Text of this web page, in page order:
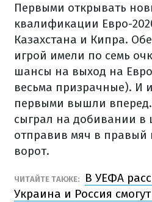
Первыми открывать
квалификации Евро-
Казахстана и Кипра.
игрой имели по семь
шансы на выход на
весьма призрачные). И
первыми вышли
сыграл на добивании
отправив мяч в правый
ворот.
ЧИТАЙТЕ ТАКЖЕ:
В УЕФА
Украина и Россия